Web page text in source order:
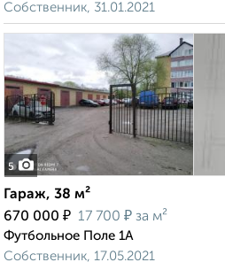
Собственник, 31.01.2021
5
Гараж, 38 м²
670 000 ₽ 17 700 ₽ за м²
Футбольное Поле 1А
Собственник, 17.05.2021